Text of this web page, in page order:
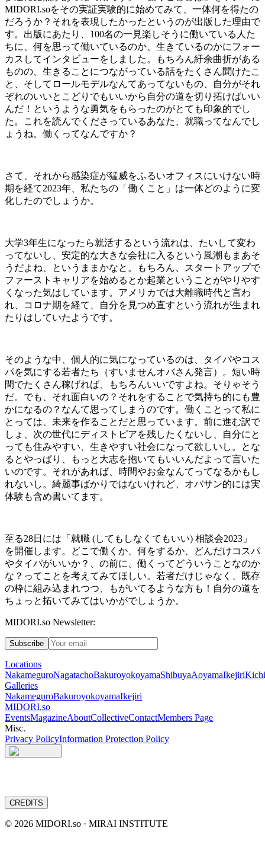
MIDORI.soをその実証実験的に始めてみて、一体何を得たの
だろうか？それを表現したかったというのが出版した理由で
す。出版にあたり、 100名の一見楽しそうに働いている人た
ちに、何を思って働いているのか、生きているのかにフォー
カスしてインタビューをしました。もちろん紆余曲折がある
ものの、生きることにつながっている話をたくさん聞けたこ
と、そしてロールモデルなんてあってないもの、自分がそれ
ぞれのいいとこどりでもいいから自分の道を切り拓けばいい
んだ！というような勇気をもらったのがとても印象的でし
た。これを読んでくださっているあなた、就職ってなんでし
ょうね。働くってなんですか？
さて、それから感染症が猛威をふるいオフィスにいけない時
期を経て2023年、私たちの「働くこと」は一体どのように変
化したのでしょうか。
大学3年生になったら就活するという流れは、たいして変わ
ってないし、安定的な大きな会社に入るという風潮もまあそ
うだよね、というままかなと。もちろん、スタートアップで
ファーストキャリアを始めるとか起業ということがやりやす
くなった気はしています。アメリカでは大離職時代と言わ
れ、コロナ期を経て、自分を見つめ直すという流れが生まれ
たりはしていたようです。
そのような中、個人的に気になっているのは、タイパやコス
パを気にする若者たち（すいませんオバさん発言）。短い時
間でたくさん稼げれば、もちろんいいですよね。そりゃそう
だ。でも、それ面白いの？それをすることで気持ち的にも豊
かになるの？なんて思ってしまうのです。働くことって私に
とっては、未来を作ることだと思っています。前に進む訳で
しょ、次の世代にディストピアを残したくないし、自分にと
っても住みやすい、生きやすい社会になって欲しいし。とな
るとやっぱり、もっと大志を抱いてもいいんだよって言いた
いのです。それがあれば、時間やお金なんてってなるかもし
れないし。綺麗事ばかりではないけれど、オバサン的には実
体験も含め書いてます。
至る28日には「就職 (してもしなくてもいい) 相談会2023 」
を開催します。どこで働くか、何をするか、どんだけコスパ
やタイパがいいか？、の前に、働くってどういうことなのか
な？ってことを考えてみてほしい。若者だけじゃなく、既存
の枠に組み込まれつつ、もがいてるような方も！自分の道を
ちょっと拓いてみてはいかがでしょうか。
MIDORI.so Newsletter:
Subscribe
Locations
NakameguroNagatachoBakuroyokoyamaShibuyaAoyamaIkejiri
Galleries
NakameguroBakuroyokoyamaIkejiri
MIDORI.so
EventsMagazineAboutCollectiveContactMembers Page
Misc.
Privacy PolicyInformation Protection Policy
CREDITS
© 2026 MIDORI.so · MIRAI INSTITUTE